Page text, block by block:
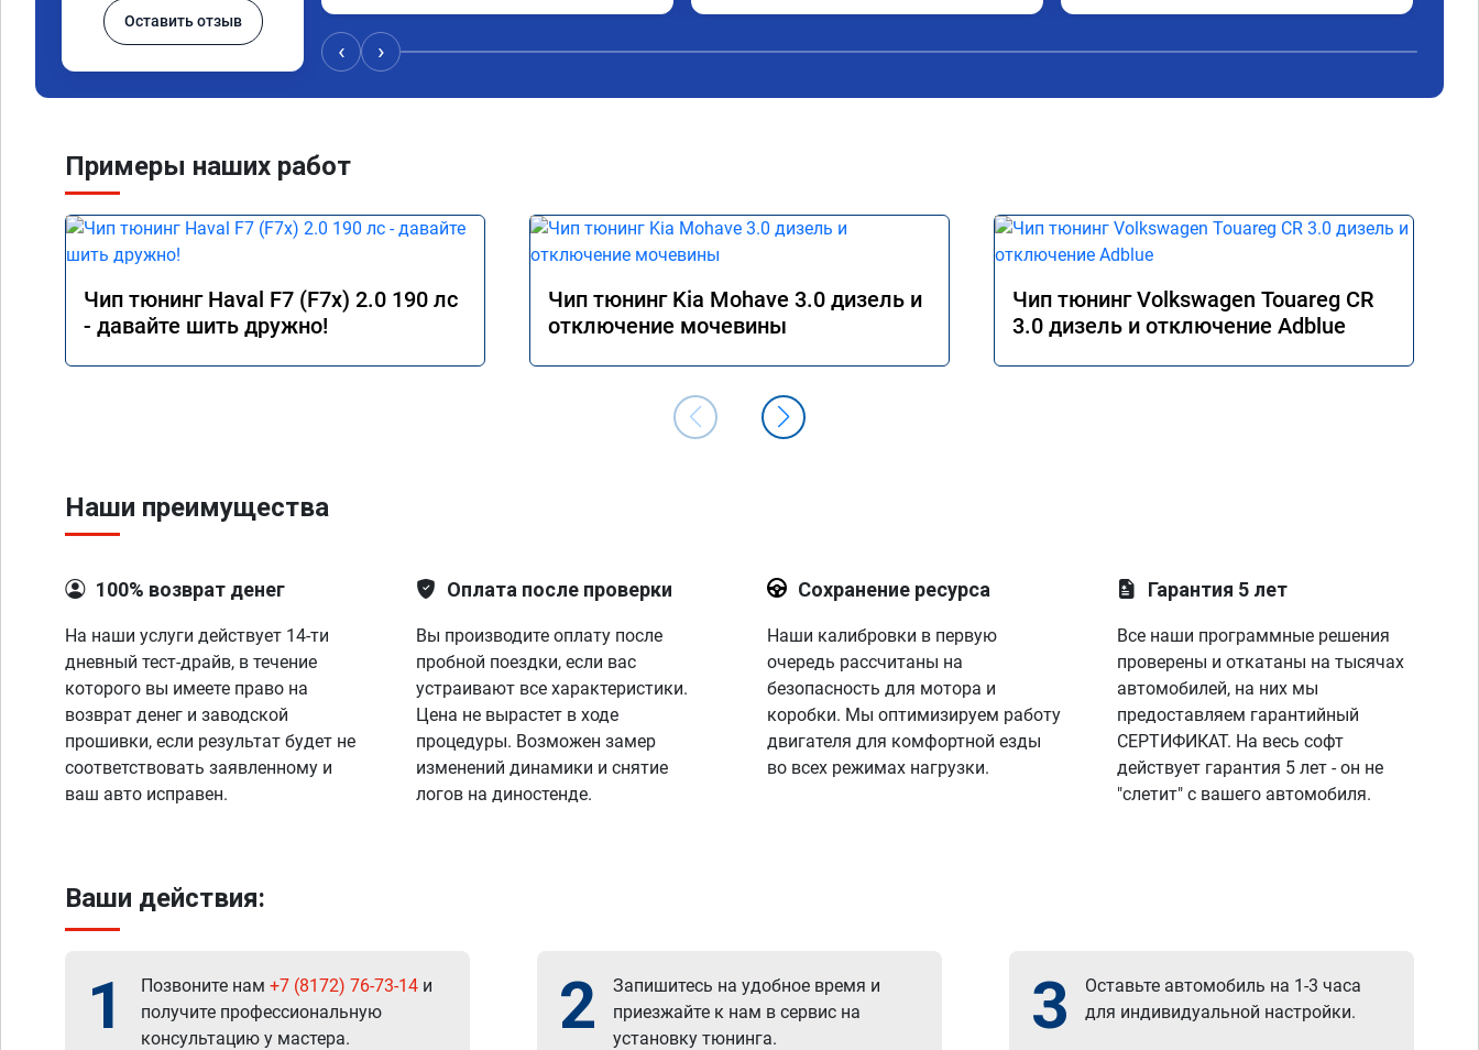
Оставить отзыв
‹ ›
Примеры наших работ
Чип тюнинг Haval F7 (F7x) 2.0 190 лс
- давайте шить дружно!
Чип тюнинг Kia Mohave 3.0 дизель и
отключение мочевины
Чип тюнинг Volkswagen Touareg CR
3.0 дизель и отключение Adblue
Наши преимущества
100% возврат денег
На наши услуги действует 14-ти
дневный тест-драйв, в течение
которого вы имеете право на
возврат денег и заводской
прошивки, если результат будет не
соответствовать заявленному и
ваш авто исправен.
Оплата после проверки
Вы производите оплату после
пробной поездки, если вас
устраивают все характеристики.
Цена не вырастет в ходе
процедуры. Возможен замер
изменений динамики и снятие
логов на диностенде.
Сохранение ресурса
Наши калибровки в первую
очередь рассчитаны на
безопасность для мотора и
коробки. Мы оптимизируем работу
двигателя для комфортной езды
во всех режимах нагрузки.
Гарантия 5 лет
Все наши программные решения
проверены и откатаны на тысячах
автомобилей, на них мы
предоставляем гарантийный
СЕРТИФИКАТ. На весь софт
действует гарантия 5 лет - он не
"слетит" с вашего автомобиля.
Ваши действия:
1 Позвоните нам +7 (8172) 76-73-14 и
получите профессиональную
консультацию у мастера.
2
Запишитесь на удобное время и
приезжайте к нам в сервис на
установку тюнинга.
3
Оставьте автомобиль на 1-3 часа
для индивидуальной настройки.